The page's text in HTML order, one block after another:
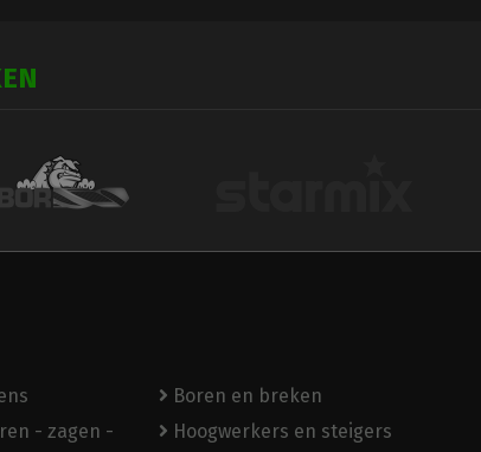
Boren en breken
- zagen -
Hoogwerkers en steigers